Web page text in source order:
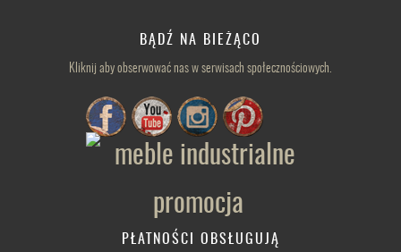
BĄDŹ NA BIEŻĄCO
Kliknij aby obserwować nas w serwisach społecznościowych.
PŁATNOŚCI OBSŁUGUJĄ